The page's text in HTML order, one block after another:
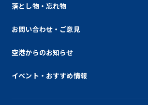
落とし物・忘れ物
お問い合わせ・ご意見
空港からのお知らせ
イベント・おすすめ情報